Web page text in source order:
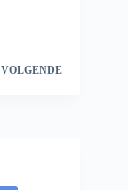
VOLGENDE